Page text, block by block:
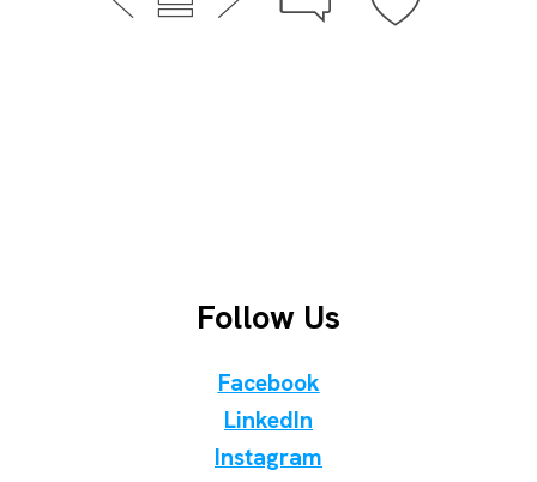
Follow Us
Facebook
LinkedIn
Instagram